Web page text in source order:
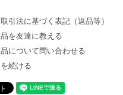
引法に基づく表記（返品等）
を友達に教える
品について問い合わせる
続ける